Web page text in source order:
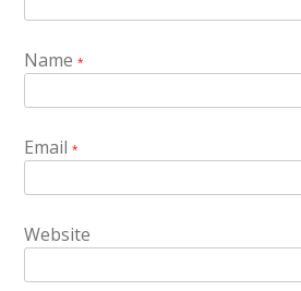
Name*
Email*
Website